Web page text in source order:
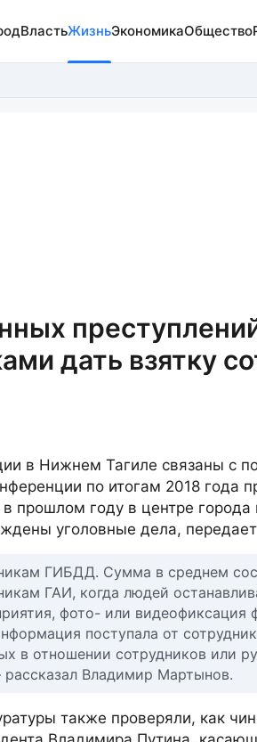
ВластьЖизньЭкономикаОбщество
дать взятку
в Нижнем Тагиле связаны с
по итогам 2018 года
прошлом году в центре
уголовные дела,
ГИБДД. Сумма в среднем
ГАИ, когда людей
фото- или видеофиксация
поступала от
в отношении сотрудников или
Владимир Мартынов.
также проверяли, как